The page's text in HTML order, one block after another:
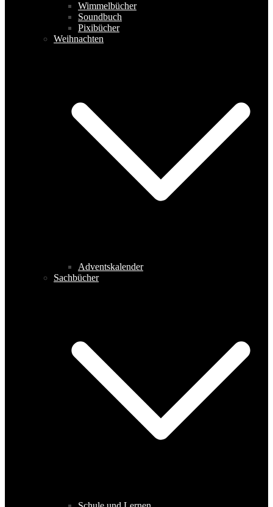
Wimmelbücher
Soundbuch
Pixibücher
Weihnachten
Adventskalender
Sachbücher